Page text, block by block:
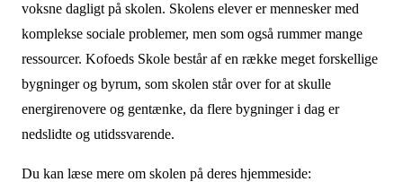
voksne dagligt på skolen. Skolens elever er mennesker med
komplekse sociale problemer, men som også rummer mange
ressourcer. Kofoeds Skole består af en række meget forskellige
bygninger og byrum, som skolen står over for at skulle
energirenovere og gentænke, da flere bygninger i dag er
nedslidte og utidssvarende.
Du kan læse mere om skolen på deres hjemmeside: